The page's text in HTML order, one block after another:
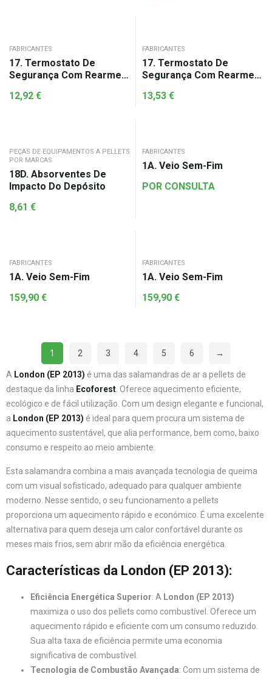
FABRICANTES
17. Termostato De
Segurança Com Rearme
12,92 €
FABRICANTES
17. Termostato De
Segurança Com Rearme
13,53 €
PEÇAS DE EQUIPAMENTOS A PELLETS
POR MARCAS
18D. Absorventes De
Impacto Do Depósito
8,61 €
FABRICANTES
1A. Veio Sem-Fim
POR CONSULTA
FABRICANTES
1A. Veio Sem-Fim
159,90 €
FABRICANTES
1A. Veio Sem-Fim
159,90 €
1 2 3 4 5 6 →
A London (EP 2013) é uma das salamandras de ar a pellets de
destaque da linha Ecoforest. Oferece aquecimento eficiente,
ecológico e de fácil utilização. Com um design elegante e funcional,
a London (EP 2013) é ideal para quem procura um sistema de
aquecimento sustentável, que alia performance, bem como, baixo
consumo e respeito ao meio ambiente.
Esta salamandra combina a mais avançada tecnologia de queima
com um visual sofisticado, adequado para qualquer ambiente
moderno. Nesse sentido, o seu funcionamento a pellets
proporciona um aquecimento rápido e económico. É uma excelente
alternativa para quem deseja um calor confortável durante os
meses mais frios, sem abrir mão da eficiência energética.
Características da London (EP 2013):
Eficiência Energética Superior: A London (EP 2013)
maximiza o uso dos pellets como combustível. Oferece um
aquecimento rápido e eficiente com um consumo reduzido.
Sua alta taxa de eficiência permite uma economia
significativa de combustível.
Tecnologia de Combustão Avançada: Com um sistema de